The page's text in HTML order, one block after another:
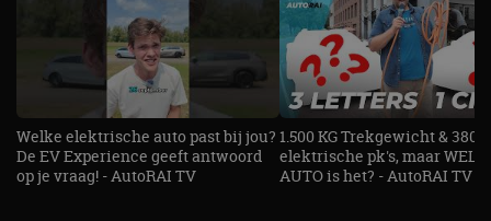
Welke elektrische auto past bij jou?
De EV Experience geeft antwoord
op je vraag! - AutoRAI TV
1.500 KG Trekgewicht & 380
elektrische pk's, maar
AUTO is het? - AutoRAI TV
website kan niet goed worden gebruikt zonder de
strikt noodzakelijke cookies.
Naam
Aanbieder
/
Domein
Vervaldatum
cf_clearance
Cloudflare,
.autorai.nl
1 jaar
Deze
gebruikt
vertrouwd
te